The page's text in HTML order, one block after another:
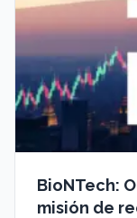
BioNTech:
misión de